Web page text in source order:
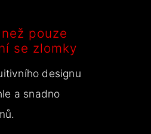
pouze
se zlomky
designu
a snadno